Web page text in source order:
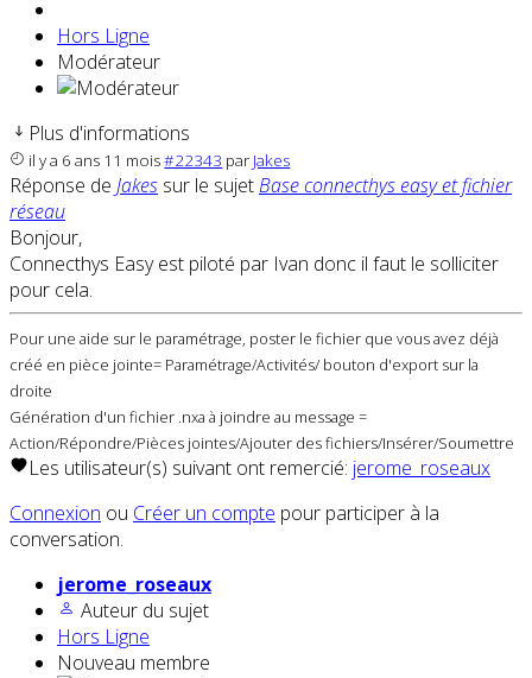
Hors Ligne
Modérateur
Plus d'informations
il y a 6 ans 11 mois#22343 par Jakes
Réponse de Jakes sur le sujetBase connecthys easy et fichier
réseau
Bonjour,
Connecthys Easy est piloté par Ivan donc il faut le solliciter
pour cela.
Pour une aide sur le paramétrage, poster le fichier que vous avez déjà
créé en pièce jointe= Paramétrage/Activités/ bouton d'export sur la
droite
Génération d'un fichier .nxa à joindre au message =
Action/Répondre/Pièces jointes/Ajouter des fichiers/Insérer/Soumettre
Les utilisateur(s) suivant ont remercié: jerome_roseaux
Connexion ou Créer un compte pour participer à la
conversation.
jerome_roseaux
Auteur du sujet
Hors Ligne
Nouveau membre